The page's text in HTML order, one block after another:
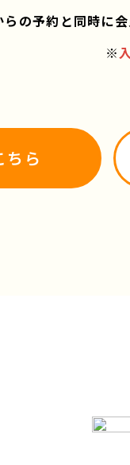
の予約と同時に会
※
ちら